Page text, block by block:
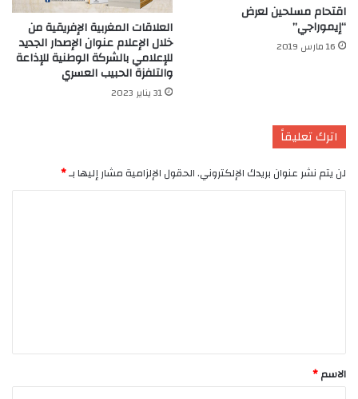
اقتحام مسلحين لعرض
“إيموراجي”
16 مارس 2019
العلاقات المغربية الإفريقية من
خلال الإعلام عنوان الإصدار الجديد
للإعلامي بالشركة الوطنية للإذاعة
والتلفزة الحبيب العسري
31 يناير 2023
اترك تعليقاً
لن يتم نشر عنوان بريدك الإلكتروني.الحقول الإلزامية مشار إليها بـ*
*
الاسم*